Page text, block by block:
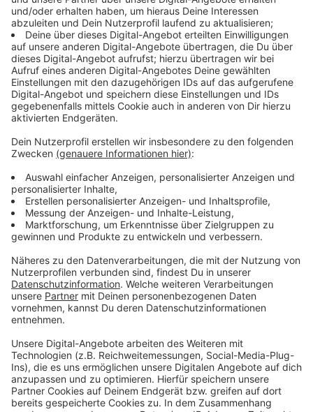
das erzählt, was ihm als Erstes einfällt. Keine
Standardantworten, keine Promotionaussagen -
sondern ganz persönliche Geschichten - das ist „Fünf
für"!
Anzeige
Wir benötigen Ihre
Zustimmung, um den YouTube
Video-Service zu laden!
Wir verwenden einen Service eines
Drittanbieters, um Videoinhalte
Daten zu Ihren Aktivitäten
sammeln. Bitte lesen Sie die
Details durch und stimmen Sie der
Nutzung des Service zu, um dieses
Mehr Informationen
Akzeptieren
Fünf für Sportfreunde Stiller
Anzeige